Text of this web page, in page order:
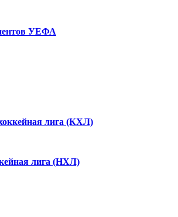
УЕФА
лига (КХЛ)
лига (НХЛ)